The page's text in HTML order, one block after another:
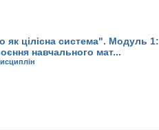
як цілісна система". Модуль 1:
навчального мат...